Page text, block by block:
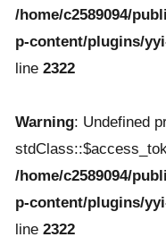
/home/c2589094/
p-content/plugins/
line 2322
Warning: Undefined
/home/c2589094/
p-content/plugins/
line 2322